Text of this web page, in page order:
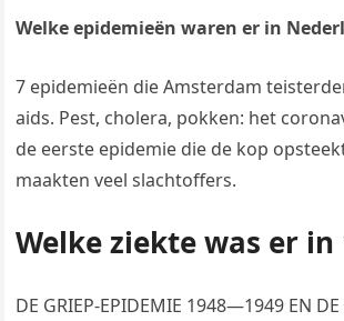
Welke epidemieën waren er in
7 epidemieën die Amsterdam
aids. Pest, cholera, pokken: het
de eerste epidemie die de kop
maakten veel slachtoffers.
Welke ziekte was er in
DE GRIEP-EPIDEMIE 1948—1949 EN DE